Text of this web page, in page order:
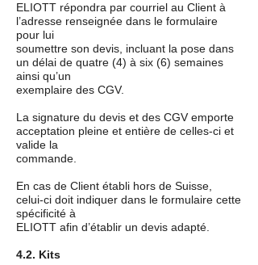
ELIOTT répondra par courriel au Client à
l’adresse renseignée dans le formulaire
pour lui
soumettre son devis, incluant la pose dans
un délai de quatre (4) à six (6) semaines
ainsi qu’un
exemplaire des CGV.
La signature du devis et des CGV emporte
acceptation pleine et entière de celles-ci et
valide la
commande.
En cas de Client établi hors de Suisse,
celui-ci doit indiquer dans le formulaire cette
spécificité à
ELIOTT afin d’établir un devis adapté.
4.2. Kits